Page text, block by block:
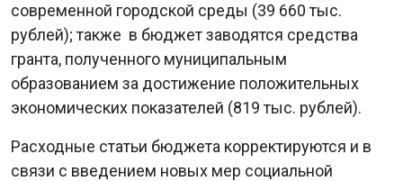
современной городской среды (39 660 тыс.
рублей); также в бюджет заводятся средства
гранта, полученного муниципальным
образованием за достижение положительных
экономических показателей (819 тыс. рублей).
Расходные статьи бюджета корректируются и в
связи с введением новых мер социальной